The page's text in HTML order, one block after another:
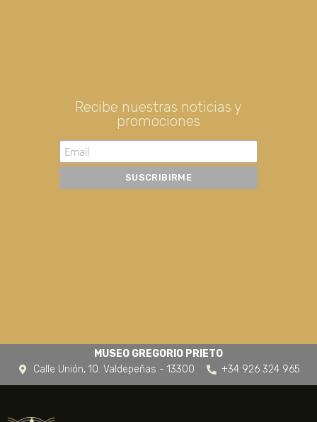
Recibe nuestras noticias y
promociones
MUSEO GREGORIO PRIETO
Calle Unión, 10. Valdepeñas - 13300
+34 926 324 965